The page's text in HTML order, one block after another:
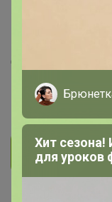
На сайте 26 июня,
День рождения
В клубе с 30
Хит сезона!
для уроков